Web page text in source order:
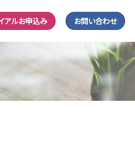
アルお申込み お問い合わせ